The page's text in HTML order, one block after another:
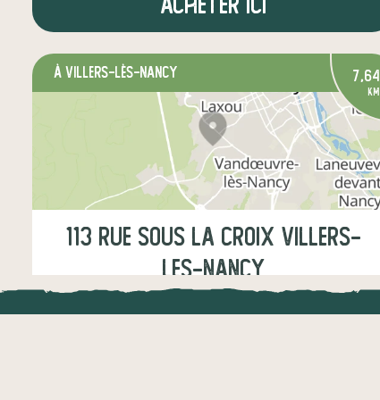
à Villers-lès-Nancy 7,64
km
113 Rue Sous la Croix Villers-
les-Nancy
Jeudi17:30-18:00